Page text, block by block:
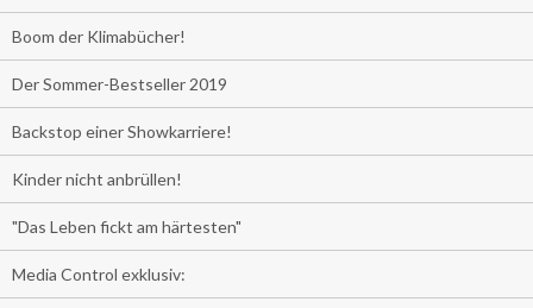
Boom der Klimabücher!
Der Sommer-Bestseller 2019
Backstop einer Showkarriere!
Kinder nicht anbrüllen!
"Das Leben fickt am härtesten"
Media Control exklusiv: